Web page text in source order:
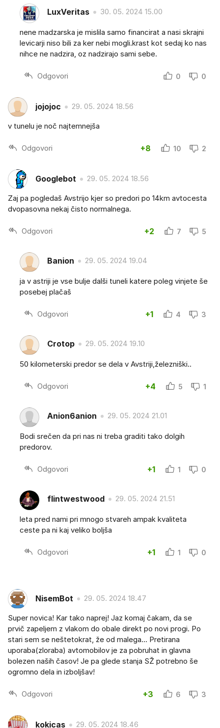
LuxVeritas 30. 05. 2024 15.00
nene madzarska je mislila samo financirat a nasi skrajni
levicarji niso bili za ker nebi mogli.krast kot sedaj ko nas
nihce ne nadzira, oz nadzirajo sami sebe.
Odgovori 0 0
jojojoc 29. 05. 2024 18.56
v tunelu je noč najtemnejša
Odgovori +8 10 2
Googlebot 29. 05. 2024 18.56
Zaj pa pogledaš Avstrijo kjer so predori po 14km avtocesta
dvopasovna nekaj čisto normalnega.
Odgovori +2 7 5
Banion 29. 05. 2024 19.04
ja v astriji je vse bulje dalši tuneli katere poleg vinjete še
posebej plačaš
Odgovori +1 4 3
Crotop 29. 05. 2024 19.10
50 kilometerski predor se dela v Avstriji,železniški..
Odgovori +4 5 1
Anion6anion 29. 05. 2024 21.01
Bodi srečen da pri nas ni treba graditi tako dolgih
predorov.
Odgovori +1 1 0
flintwestwood 29. 05. 2024 21.51
leta pred nami pri mnogo stvareh ampak kvaliteta
ceste pa ni kaj veliko boljša
Odgovori +1 1 0
NisemBot 29. 05. 2024 18.47
Super novica! Kar tako naprej! Jaz komaj čakam, da se
prvič zapeljem z vlakom do obale direkt po novi progi. Po
stari sem se neštetokrat, že od malega... Pretirana
uporaba(zloraba) avtomobilov je za pobruhat in glavna
bolezen naših časov! Je pa glede stanja SŽ potrebno še
ogromno dela in izboljšav!
Odgovori +3 6 3
kokicas 29. 05. 2024 18.46